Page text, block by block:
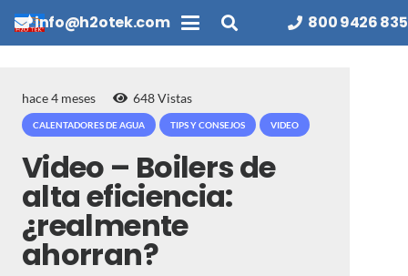
info@h2otek.com 800 9426 835
hace 4 meses 648Vistas
CALENTADORES DE AGUA TIPS Y CONSEJOS VIDEO
Video – Boilers de
alta eficiencia:
¿realmente
ahorran?